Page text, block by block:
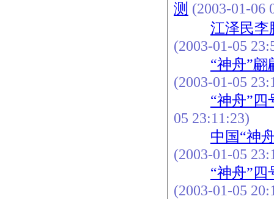
测 (2003-01-06
江泽民李
(2003-01-05
“神舟”
(2003-01-05
“神舟”
05 23:11:23)
中国“神
(2003-01-05
“神舟”
(2003-01-05